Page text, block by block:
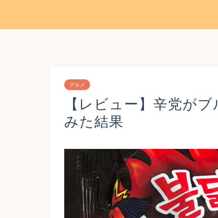
グルメ
【レビュー】辛党が
みた結果